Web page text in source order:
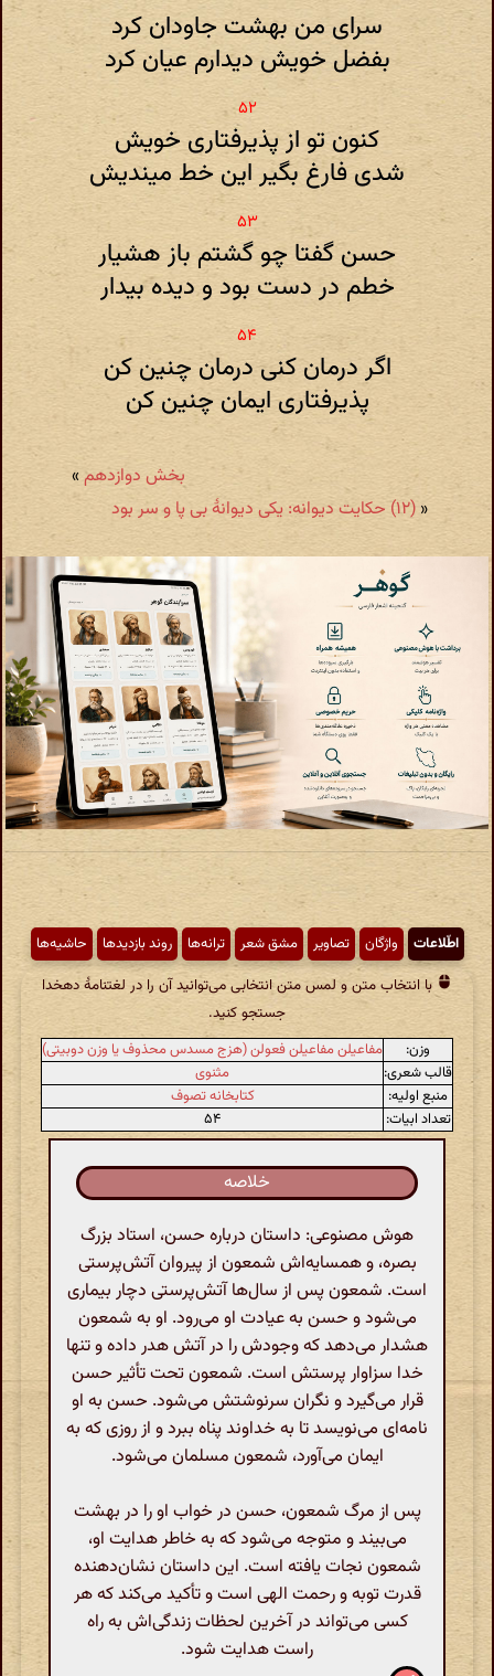
سرای من بهشت جاودان کرد
بفضل خویش دیدارم عیان کرد
کنون تو از پذیرفتاری خویش
شدی فارغ بگیر این خط میندیش
حسن گفتا چو گشتم باز هشیار
خطم در دست بود و دیده بیدار
اگر درمان کنی درمان چنین کن
پذیرفتاری ایمان چنین کن
بخش دوازدهم »
« (۱۲) حکایت دیوانه: یکی دیوانهٔ بی پا و سر بود
اطّلاعات واژگان تصاویر مشق شعر ترانه‌ها روند بازدیدها حاشیه‌ها
با انتخاب متن و لمس متن انتخابی می‌توانید آن را در لغتنامهٔ دهخدا
جستجو کنید.
وزن:
مفاعیلن مفاعیلن فعولن (هزج مسدس محذوف یا وزن دوبیتی)
قالب شعری:
مثنوی
منبع اولیه:
کتابخانه تصوف
تعداد ابیات:
۵۴
خلاصه
هوش مصنوعی: داستان درباره حسن، استاد بزرگ
بصره، و همسایه‌اش شمعون از پیروان آتش‌پرستی
است. شمعون پس از سال‌ها آتش‌پرستی دچار بیماری
می‌شود و حسن به عیادت او می‌رود. او به شمعون
هشدار می‌دهد که وجودش را در آتش هدر داده و تنها
خدا سزاوار پرستش است. شمعون تحت تأثیر حسن
قرار می‌گیرد و نگران سرنوشتش می‌شود. حسن به او
نامه‌ای می‌نویسد تا به خداوند پناه ببرد و از روزی که به
ایمان می‌آورد، شمعون مسلمان می‌شود.
پس از مرگ شمعون، حسن در خواب او را در بهشت
می‌بیند و متوجه می‌شود که به خاطر هدایت او،
شمعون نجات یافته است. این داستان نشان‌دهنده
قدرت توبه و رحمت الهی است و تأکید می‌کند که هر
کسی می‌تواند در آخرین لحظات زندگی‌اش به راه
راست هدایت شود.